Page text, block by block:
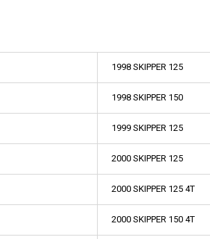
1998 SKIPPER 125
1998 SKIPPER 150
1999 SKIPPER 125
2000 SKIPPER 125
2000 SKIPPER 125 4T
2000 SKIPPER 150 4T